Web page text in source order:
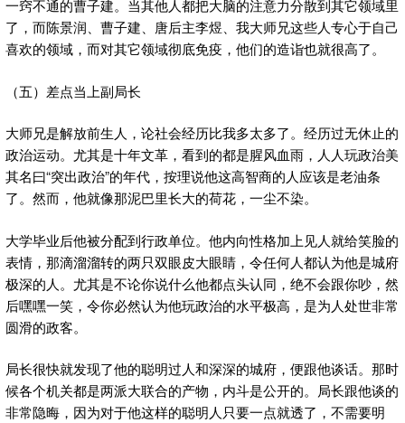
一窍不通的曹子建。当其他人都把大脑的注意力分散到其它领域里
了，而陈景润、曹子建、唐后主李煜、我大师兄这些人专心于自己
喜欢的领域，而对其它领域彻底免疫，他们的造诣也就很高了。
（五）差点当上副局长
大师兄是解放前生人，论社会经历比我多太多了。经历过无休止的
政治运动。尤其是十年文革，看到的都是腥风血雨，人人玩政治美
其名曰“突出政治”的年代，按理说他这高智商的人应该是老油条
了。然而，他就像那泥巴里长大的荷花，一尘不染。
大学毕业后他被分配到行政单位。他内向性格加上见人就给笑脸的
表情，那滴溜溜转的两只双眼皮大眼睛，令任何人都认为他是城府
极深的人。尤其是不论你说什么他都点头认同，绝不会跟你吵，然
后嘿嘿一笑，令你必然认为他玩政治的水平极高，是为人处世非常
圆滑的政客。
局长很快就发现了他的聪明过人和深深的城府，便跟他谈话。那时
候各个机关都是两派大联合的产物，内斗是公开的。局长跟他谈的
非常隐晦，因为对于他这样的聪明人只要一点就透了，不需要明